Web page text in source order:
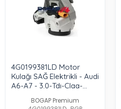
4G0199381LD Motor
Kulağı SAĞ Elektrikli - Audi
A6-A7 - 3.0-Tdı-Claa-
BOGAP Premium